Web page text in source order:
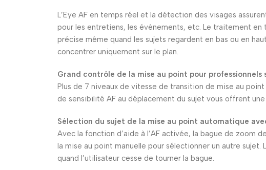
L’Eye AF en temps réel et la détection des visages
pour les entretiens, les événements, etc. Le traitement
précise même quand les sujets regardent en bas ou en
concentrer uniquement sur le plan.
Grand contrôle de la mise au point pour professionnels
Plus de 7 niveaux de vitesse de transition de mise au
de sensibilité AF au déplacement du sujet vous offrent
Sélection du sujet de la mise au point automatique
Avec la fonction d’aide à l’AF activée, la bague de zoom
la mise au point manuelle pour sélectionner un autre
quand l’utilisateur cesse de tourner la bague.